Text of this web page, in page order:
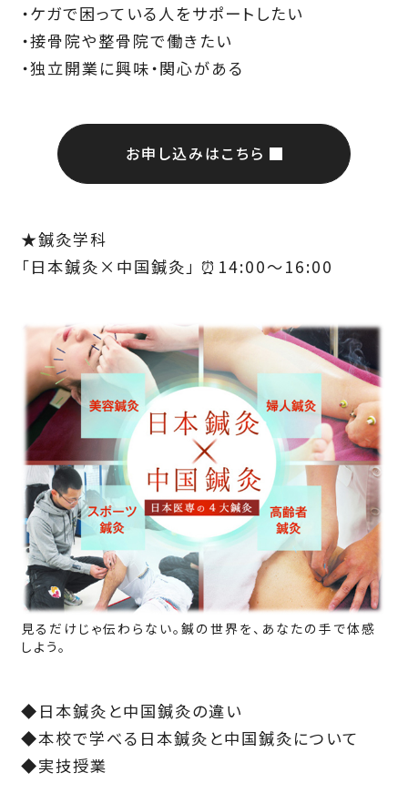
・ケガで困っている人をサポートしたい
・接骨院や整骨院で働きたい
・独立開業に興味・関心がある
お申し込みはこちら
★鍼灸学科
「日本鍼灸×中国鍼灸」 ⏰14:00～16:00
見るだけじゃ伝わらない。鍼の世界を、あなたの手で体感
しよう。
◆日本鍼灸と中国鍼灸の違い
◆本校で学べる日本鍼灸と中国鍼灸について
◆実技授業